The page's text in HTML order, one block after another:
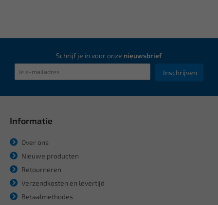
Schrijf je in voor onze nieuwsbrief
Inschrijven
Informatie
Over ons
Nieuwe producten
Retourneren
Verzendkosten en levertijd
Betaalmethodes